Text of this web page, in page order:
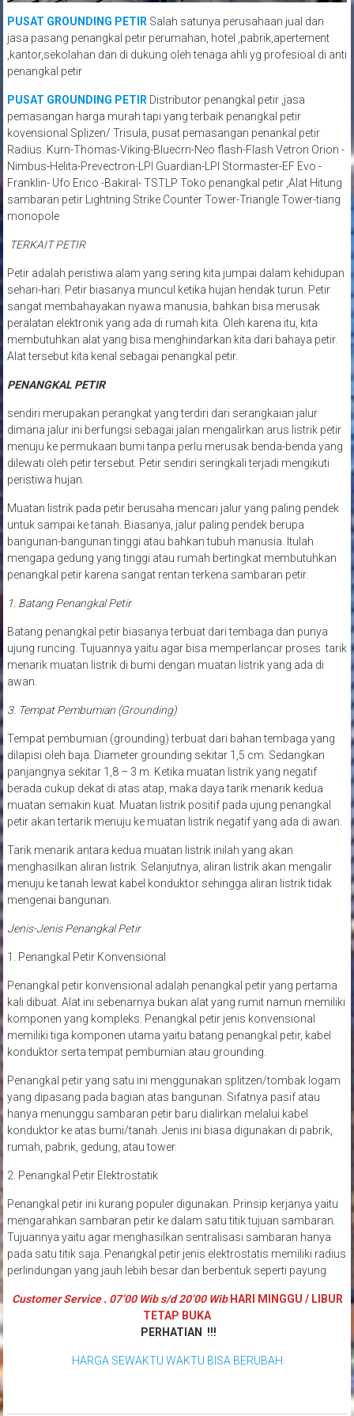
PUSAT GROUNDING PETIR Salah satunya perusahaan jual dan
jasa pasang penangkal petir perumahan, hotel ,pabrik,apertement
,kantor,sekolahan dan di dukung oleh tenaga ahli yg profesioal di anti
penangkal petir
PUSAT GROUNDING PETIR Distributor penangkal petir ,jasa
pemasangan harga murah tapi yang terbaik penangkal petir
kovensional Splizen/ Trisula, pusat pemasangan penankal petir
Radius. Kurn-Thomas-Viking-Bluecrn-Neo flash-Flash Vetron Orion -
Nimbus-Helita-Prevectron-LPI Guardian-LPI Stormaster-EF Evo -
Franklin- Ufo Erico -Bakiral- TSTLP Toko penangkal petir ,Alat Hitung
sambaran petir Lightning Strike Counter Tower-Triangle Tower-tiang
monopole
TERKAIT PETIR
Petir adalah peristiwa alam yang sering kita jumpai dalam kehidupan
sehari-hari. Petir biasanya muncul ketika hujan hendak turun. Petir
sangat membahayakan nyawa manusia, bahkan bisa merusak
peralatan elektronik yang ada di rumah kita. Oleh karena itu, kita
membutuhkan alat yang bisa menghindarkan kita dari bahaya petir.
Alat tersebut kita kenal sebagai penangkal petir.
PENANGKAL PETIR
sendiri merupakan perangkat yang terdiri dari serangkaian jalur
dimana jalur ini berfungsi sebagai jalan mengalirkan arus listrik petir
menuju ke permukaan bumi tanpa perlu merusak benda-benda yang
dilewati oleh petir tersebut. Petir sendiri seringkali terjadi mengikuti
peristiwa hujan.
Muatan listrik pada petir berusaha mencari jalur yang paling pendek
untuk sampai ke tanah. Biasanya, jalur paling pendek berupa
bangunan-bangunan tinggi atau bahkan tubuh manusia. Itulah
mengapa gedung yang tinggi atau rumah bertingkat membutuhkan
penangkal petir karena sangat rentan terkena sambaran petir.
1. Batang Penangkal Petir
Batang penangkal petir biasanya terbuat dari tembaga dan punya
ujung runcing. Tujuannya yaitu agar bisa memperlancar proses tarik
menarik muatan listrik di bumi dengan muatan listrik yang ada di
awan.
3. Tempat Pembumian (Grounding)
Tempat pembumian (grounding) terbuat dari bahan tembaga yang
dilapisi oleh baja. Diameter grounding sekitar 1,5 cm. Sedangkan
panjangnya sekitar 1,8 – 3 m. Ketika muatan listrik yang negatif
berada cukup dekat di atas atap, maka daya tarik menarik kedua
muatan semakin kuat. Muatan listrik positif pada ujung penangkal
petir akan tertarik menuju ke muatan listrik negatif yang ada di awan.
Tarik menarik antara kedua muatan listrik inilah yang akan
menghasilkan aliran listrik. Selanjutnya, aliran listrik akan mengalir
menuju ke tanah lewat kabel konduktor sehingga aliran listrik tidak
mengenai bangunan.
Jenis-Jenis Penangkal Petir
1. Penangkal Petir Konvensional
Penangkal petir konvensional adalah penangkal petir yang pertama
kali dibuat. Alat ini sebenarnya bukan alat yang rumit namun memiliki
komponen yang kompleks. Penangkal petir jenis konvensional
memiliki tiga komponen utama yaitu batang penangkal petir, kabel
konduktor serta tempat pembumian atau grounding.
Penangkal petir yang satu ini menggunakan splitzen/tombak logam
yang dipasang pada bagian atas bangunan. Sifatnya pasif atau
hanya menunggu sambaran petir baru dialirkan melalui kabel
konduktor ke atas bumi/tanah. Jenis ini biasa digunakan di pabrik,
rumah, pabrik, gedung, atau tower.
2. Penangkal Petir Elektrostatik
Penangkal petir ini kurang populer digunakan. Prinsip kerjanya yaitu
mengarahkan sambaran petir ke dalam satu titik tujuan sambaran.
Tujuannya yaitu agar menghasilkan sentralisasi sambaran hanya
pada satu titik saja. Penangkal petir jenis elektrostatis memiliki radius
perlindungan yang jauh lebih besar dan berbentuk seperti payung
Customer Service . 07’00 Wib s/d 20’00 WibHARI MINGGU / LIBUR
TETAP BUKA
PERHATIAN !!!
HARGA SEWAKTU WAKTU BISA BERUBAH